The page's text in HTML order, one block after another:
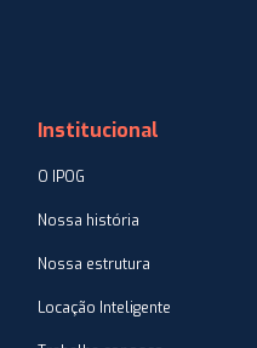
Institucional
O IPOG
Nossa história
Nossa estrutura
Locação Inteligente